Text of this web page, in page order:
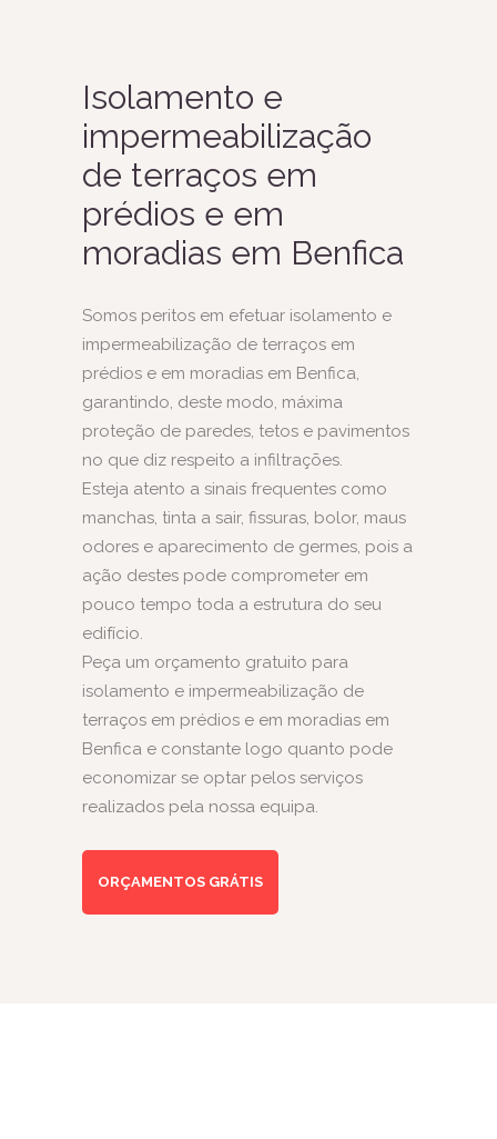
Isolamento e
impermeabilização
de terraços em
prédios e em
moradias em Benfica
Somos peritos em efetuar isolamento e
impermeabilização de terraços em
prédios e em moradias em Benfica,
garantindo, deste modo, máxima
proteção de paredes, tetos e pavimentos
no que diz respeito a infiltrações.
Esteja atento a sinais frequentes como
manchas, tinta a sair, fissuras, bolor, maus
odores e aparecimento de germes, pois a
ação destes pode comprometer em
pouco tempo toda a estrutura do seu
edifício.
Peça um orçamento gratuito para
isolamento e impermeabilização de
terraços em prédios e em moradias em
Benfica e constante logo quanto pode
economizar se optar pelos serviços
realizados pela nossa equipa.
ORÇAMENTOS GRÁTIS